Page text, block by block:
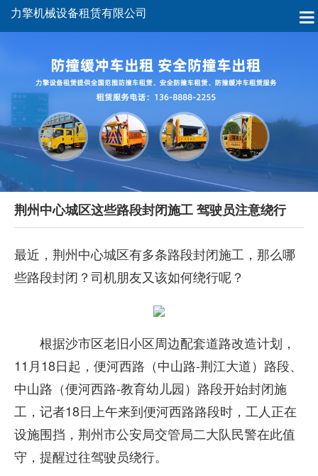
力擎机械设备租赁有限公司
荆州中心城区这些路段封闭施工 驾驶员注意绕行
最近，荆州中心城区有多条路段封闭施工，那么哪
些路段封闭？司机朋友又该如何绕行呢？
根据沙市区老旧小区周边配套道路改造计划，
11月18日起，便河西路（中山路-荆江大道）路段、
中山路（便河西路-教育幼儿园）路段开始封闭施
工，记者18日上午来到便河西路路段时，工人正在
设施围挡，荆州市公安局交管局二大队民警在此值
守，提醒过往驾驶员绕行。